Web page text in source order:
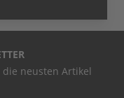
neusten Artikel